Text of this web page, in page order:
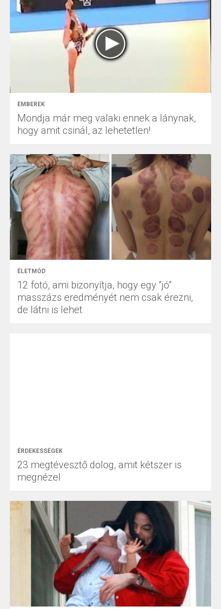
EMBEREK
Mondja már meg valaki ennek a lánynak,
hogy amit csinál, az lehetetlen!
ÉLETMÓD
12 fotó, ami bizonyítja, hogy egy “jó”
masszázs eredményét nem csak érezni,
de látni is lehet
ÉRDEKESSÉGEK
23 megtévesztő dolog, amit kétszer is
megnézel